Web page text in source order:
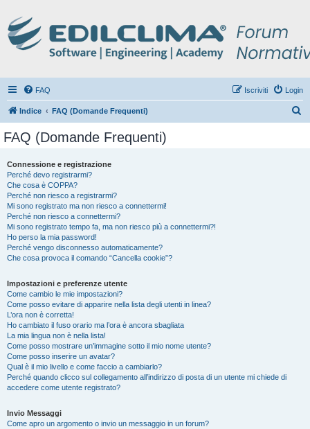
FAQ Login
Iscriviti
Indice FAQ (Domande Frequenti)
FAQ (Domande Frequenti)
Connessione e registrazione
Perché devo registrarmi?
Che cosa è COPPA?
Perché non riesco a registrarmi?
Mi sono registrato ma non riesco a connettermi!
Perché non riesco a connettermi?
Mi sono registrato tempo fa, ma non riesco più a connettermi?!
Ho perso la mia password!
Perché vengo disconnesso automaticamente?
Che cosa provoca il comando “Cancella cookie”?
Impostazioni e preferenze utente
Come cambio le mie impostazioni?
Come posso evitare di apparire nella lista degli utenti in linea?
L’ora non è corretta!
Ho cambiato il fuso orario ma l’ora è ancora sbagliata
La mia lingua non è nella lista!
Come posso mostrare un’immagine sotto il mio nome utente?
Come posso inserire un avatar?
Qual è il mio livello e come faccio a cambiarlo?
Perché quando clicco sul collegamento all’indirizzo di posta di un utente mi chiede di
accedere come utente registrato?
Invio Messaggi
Come apro un argomento o invio un messaggio in un forum?